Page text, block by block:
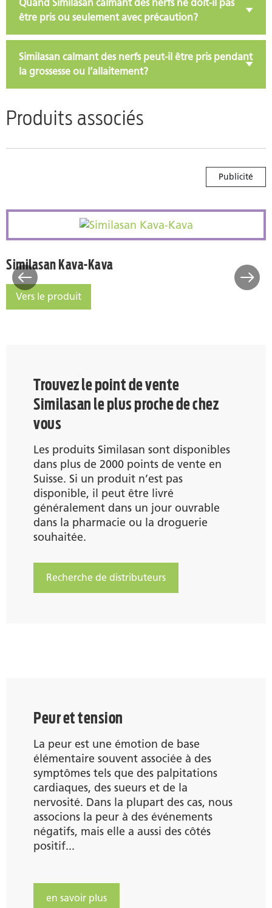
Quand Similasan calmant des nerfs ne doit-il pas
être pris ou seulement avec précaution?
Similasan calmant des nerfs peut-il être pris pendant
la grossesse ou l’allaitement?
Produits associés
Publicité
Similasan Kava-Kava
Similasan Kava-Kava
Similasan Kava-Kava
Vers le produit
Trouvez le point de vente
Similasan le plus proche de chez
vous
Les produits Similasan sont disponibles
dans plus de 2000 points de vente en
Suisse. Si un produit n’est pas
disponible, il peut être livré
généralement dans un jour ouvrable
dans la pharmacie ou la droguerie
souhaitée.
Recherche de distributeurs
Peur et tension
La peur est une émotion de base
élémentaire souvent associée à des
symptômes tels que des palpitations
cardiaques, des sueurs et de la
nervosité. Dans la plupart des cas, nous
associons la peur à des événements
négatifs, mais elle a aussi des côtés
positif...
en savoir plus